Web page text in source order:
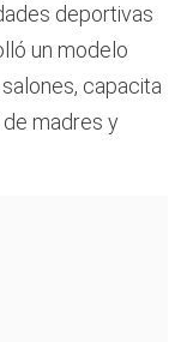
deportivas
un modelo
capacita
madres y